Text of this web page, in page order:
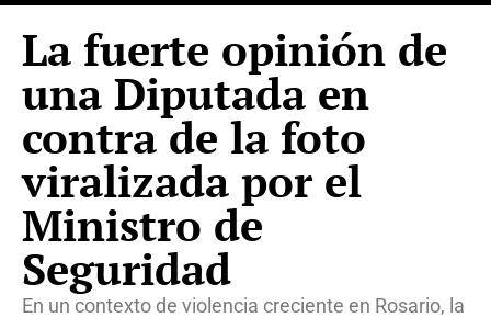
La fuerte opinión de
una Diputada en
contra de la foto
viralizada por el
Ministro de
Seguridad
En un contexto de violencia creciente en Rosario, la